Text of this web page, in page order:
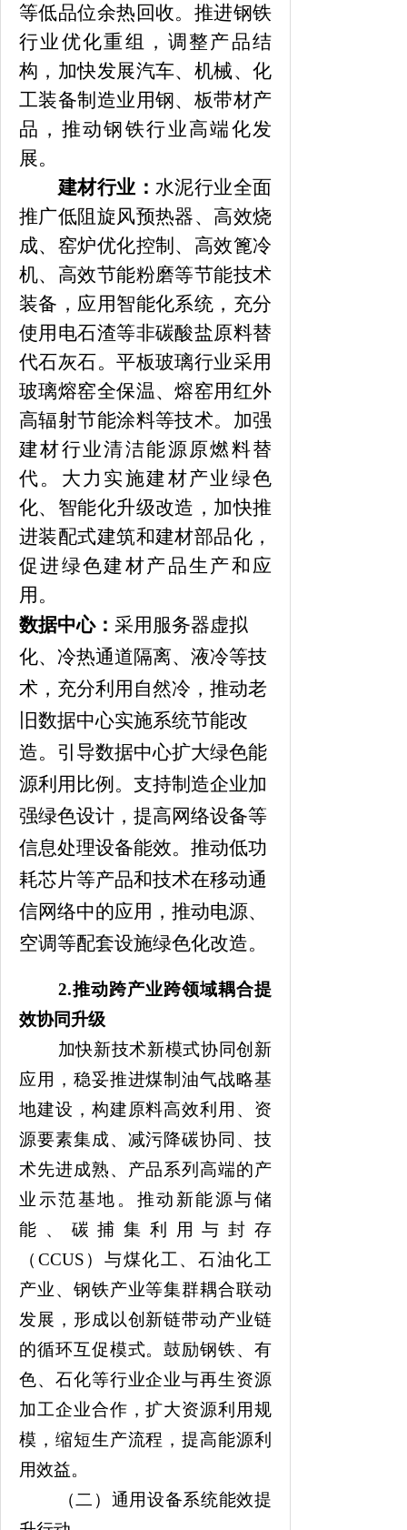
等低品位余热回收。推进钢铁
行业优化重组，调整产品结
构，加快发展汽车、机械、化
工装备制造业用钢、板带材产
品，推动钢铁行业高端化发
展。
建材行业： 水泥行业全面
推广低阻旋风预热器、高效烧
成、窑炉优化控制、高效篦冷
机、高效节能粉磨等节能技术
装备，应用智能化系统，充分
使用电石渣等非碳酸盐原料替
代石灰石。平板玻璃行业采用
玻璃熔窑全保温、熔窑用红外
高辐射节能涂料等技术。加强
建材行业清洁能源原燃料替
代。大力实施建材产业绿色
化、智能化升级改造，加快推
进装配式建筑和建材部品化，
促进绿色建材产品生产和应
用。
数据中心： 采用服务器虚拟
化、冷热通道隔离、液冷等技
术，充分利用自然冷，推动老
旧数据中心实施系统节能改
造。引导数据中心扩大绿色能
源利用比例。支持制造企业加
强绿色设计，提高网络设备等
信息处理设备能效。推动低功
耗芯片等产品和技术在移动通
信网络中的应用，推动电源、
空调等配套设施绿色化改造。
2.推动跨产业跨领域耦合提
效协同升级
加快新技术新模式协同创新
应用，稳妥推进煤制油气战略基
地建设，构建原料高效利用、资
源要素集成、减污降碳协同、技
术先进成熟、产品系列高端的产
业示范基地。推动新能源与储
能、碳捕集利用与封存
（ CCUS）与煤化工、石油化工
产业、钢铁产业等集群耦合联动
发展，形成以创新链带动产业链
的循环互促模式。鼓励钢铁、有
色、石化等行业企业与再生资源
加工企业合作，扩大资源利用规
模，缩短生产流程，提高能源利
用效益。
（二）通用设备系统能效提